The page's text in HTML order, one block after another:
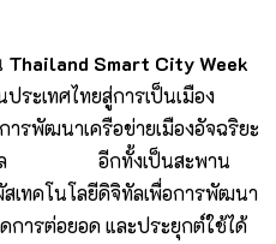
Thailand Smart City Week
ระเทศไทยสู่การเป็นเมือง
รพัฒนาเครือข่ายเมืองอัจฉริยะ
สากล อีกทั้งเป็นสะพาน
เทคโนโลยีดิจิทัลเพื่อการพัฒนา
การต่อยอด และประยุกต์ใช้ได้